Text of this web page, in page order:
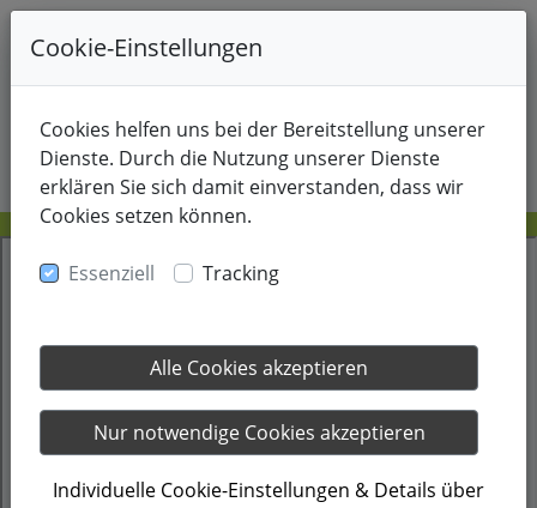
Cookie-Einstellungen
Cookies helfen uns bei der Bereitstellung unserer
Dienste. Durch die Nutzung unserer Dienste
erklären Sie sich damit einverstanden, dass wir
Cookies setzen können.
Essenziell Tracking
Alle Cookies akzeptieren
Nur notwendige Cookies akzeptieren
Individuelle Cookie-Einstellungen & Details über